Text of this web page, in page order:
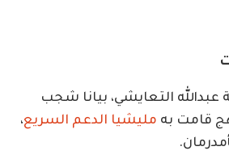
التعايشي، بيانا شجب
قامت به مليشيا الدعم السريع،